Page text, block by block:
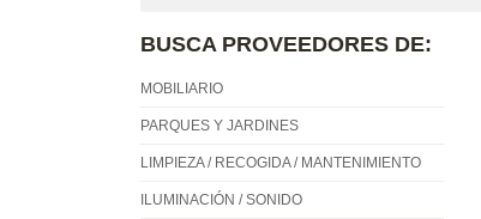
BUSCA PROVEEDORES DE:
MOBILIARIO
PARQUES Y JARDINES
LIMPIEZA / RECOGIDA / MANTENIMIENTO
ILUMINACIÓN / SONIDO